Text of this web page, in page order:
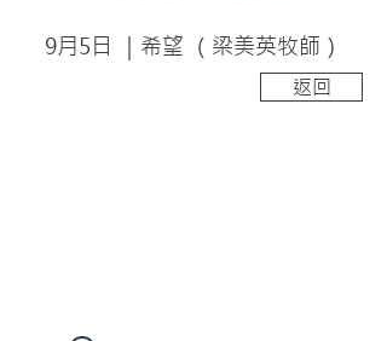
9月5日 ｜希望 （梁美英牧師）
返回